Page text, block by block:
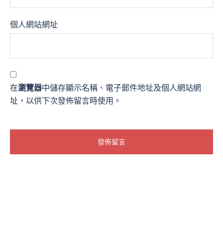
個人網站網址
在瀏覽器中儲存顯示名稱、電子郵件地址及個人網站網
址，以供下次發佈留言時使用。